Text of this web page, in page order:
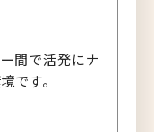
間で活発にナ
です。